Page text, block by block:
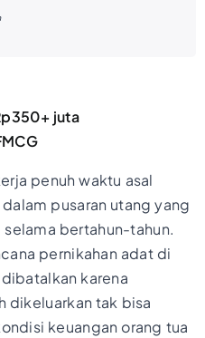
juta
penuh waktu asal
pusaran utang yang
bertahun-tahun.
pernikahan adat di
karena
dikeluarkan tak bisa
keuangan orang tua